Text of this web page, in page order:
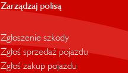
Zarządzaj polisą
Zgłoszenie szkody
Zgłoś sprzedaż pojazdu
Zgłoś zakup pojazdu